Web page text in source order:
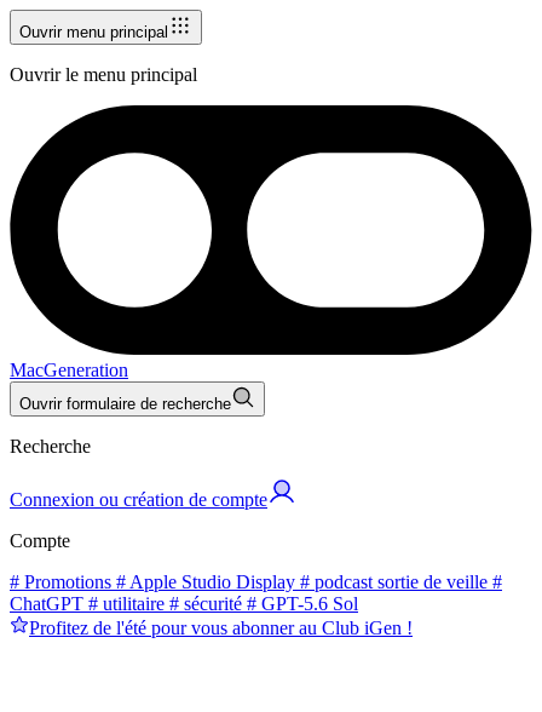
Ouvrir menu principal
Ouvrir le menu principal
MacGeneration
Ouvrir formulaire de recherche
Recherche
Connexion ou création de compte
Compte
# Promotions # Apple Studio Display # podcast sortie de veille #
ChatGPT # utilitaire # sécurité # GPT-5.6 Sol
Profitez de l'été pour vous abonner au Club iGen !